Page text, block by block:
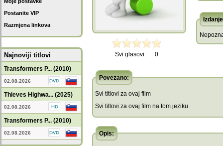
Postanite VIP
Razmjena linkova
Najnoviji titlovi
Transformers P... (2010)
02.08.2026
Thieves Highwa... (2025)
02.08.2026
Transformers P... (2010)
02.08.2026
Svi glasovi: 0
Povezano:
Svi titlovi za ovaj film
Svi titlovi za ovaj film na tom jeziku
Opis: